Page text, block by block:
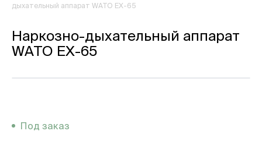
дыхательный аппарат WATO EX-65
Наркозно-дыхательный аппарат
WATO EX-65
Под заказ